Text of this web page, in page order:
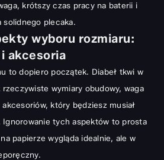
krótszy czas pracy na baterii i
solidnego plecaka.
wyboru rozmiaru:
akcesoria
to dopiero początek. Diabeł tkwi w
wymiary obudowy, waga
który będziesz musiał
Ignorowanie tych aspektów to prosta
papierze wygląda idealnie, ale w